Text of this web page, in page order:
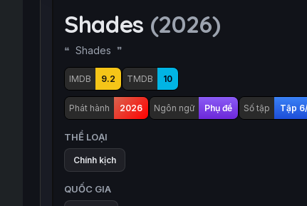
Shades (2026)
Shades
IMDB 9.2 TMDB 10
Phát hành 2026 Ngôn ngữ Phụ đề Số tập Tập
THỂ LOẠI
Chính kịch
QUỐC GIA